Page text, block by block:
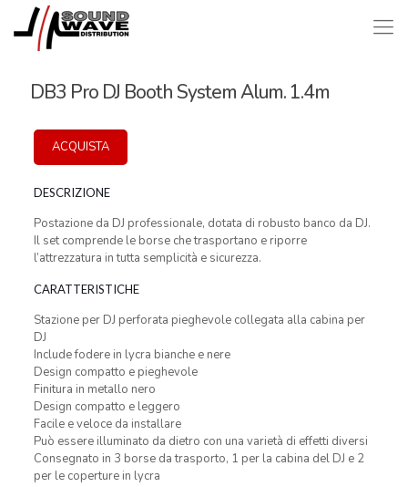
DB3 Pro DJ Booth System Alum. 1.4m
ACQUISTA
DESCRIZIONE
Postazione da DJ professionale, dotata di robusto banco da DJ.
Il set comprende le borse che trasportano e riporre
l’attrezzatura in tutta semplicità e sicurezza.
CARATTERISTICHE
Stazione per DJ perforata pieghevole collegata alla cabina per
DJ
Include fodere in lycra bianche e nere
Design compatto e pieghevole
Finitura in metallo nero
Design compatto e leggero
Facile e veloce da installare
Può essere illuminato da dietro con una varietà di effetti diversi
Consegnato in 3 borse da trasporto, 1 per la cabina del DJ e 2
per le coperture in lycra